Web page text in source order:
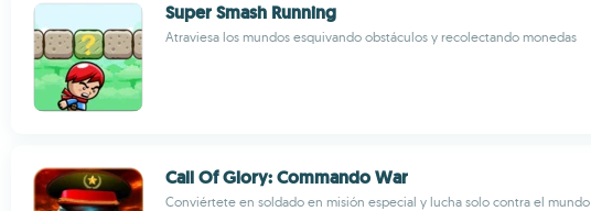
Super Smash Running
Atraviesa los mundos esquivando obstáculos y recolectando monedas
Call Of Glory: Commando War
Conviértete en soldado en misión especial y lucha solo contra el mundo